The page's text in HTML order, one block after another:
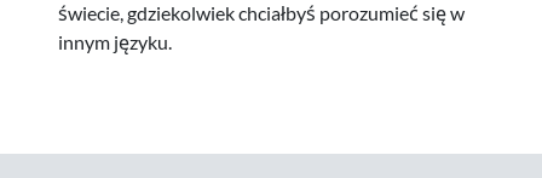
świecie, gdziekolwiek chciałbyś porozumieć się w
innym języku.